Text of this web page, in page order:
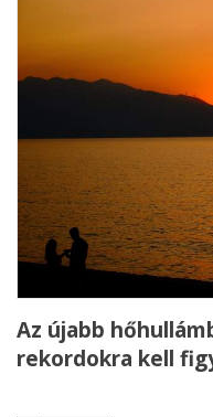
Az újabb
rekordokra kell